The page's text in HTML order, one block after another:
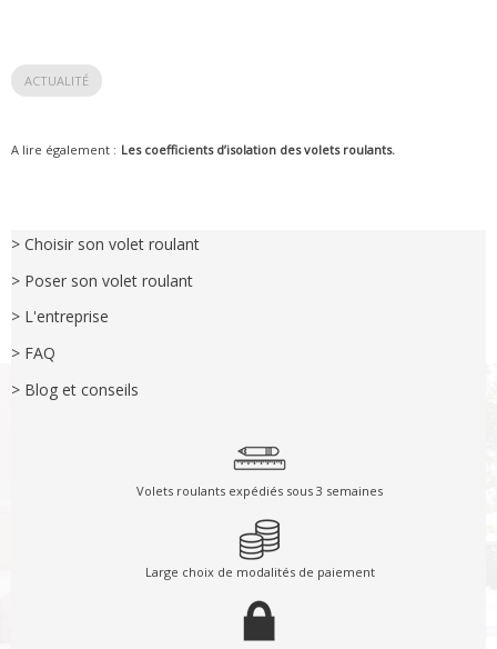
ACTUALITÉ
A lire également : Les coefficients d’isolation des volets roulants.
> Choisir son volet roulant
> Poser son volet roulant
> L'entreprise
> FAQ
> Blog et conseils
Volets roulants expédiés sous 3 semaines
Large choix de modalités de paiement